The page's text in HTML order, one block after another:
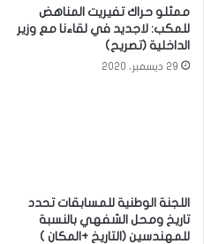
ممثلو حراك تفيريت المناهض
للمكب: لاجديد في لقاءنا مع وزير
الداخلية (تصريح)
29 ديسمبر، 2020
اللجنة الوطنية للمسابقات تحدد
تاريخ ومحل الشفهي بالنسبة
للمهندسين (التاريخ +المكان )